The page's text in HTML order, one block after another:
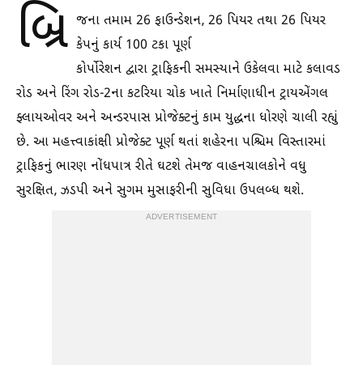
બ્રિ જના તમામ 26 ફાઉન્ડેશન, 26 પિયર તથા 26 પિયર
કેપનું કાર્ય 100 ટકા પૂર્ણ
કોર્પોરેશન દ્વારા ટ્રાફિકની સમસ્યાને ઉકેલવા માટે કલાવડ
રોડ અને રિંગ રોડ-2ના કટરિયા ચોક ખાતે નિર્માણાધીન ટ્રાયએંગલ
ફ્લાયઓવર અને અન્ડરપાસ પ્રોજેક્ટનું કામ યુદ્ધના ધોરણે ચાલી રહ્યું
છે. આ મહત્ત્વાકાંક્ષી પ્રોજેક્ટ પૂર્ણ થતાં શહેરના પશ્ચિમ વિસ્તારમાં
ટ્રાફિકનું ભારણ નોંધપાત્ર રીતે ઘટશે તેમજ વાહનચાલકોને વધુ
સુરક્ષિત, ઝડપી અને સુગમ મુસાફરીની સુવિધા ઉપલબ્ધ થશે.
ADVERTISEMENT